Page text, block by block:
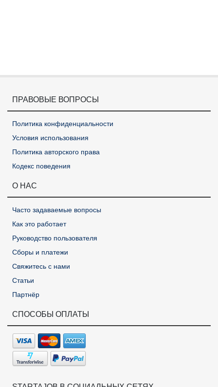
ПРАВОВЫЕ ВОПРОСЫ
Политика конфиденциальности
Условия использования
Политика авторского права
Кодекс поведения
О НАС
Часто задаваемые вопросы
Как это работает
Руководство пользователя
Сборы и платежи
Свяжитесь с нами
Статьи
Партнёр
СПОСОБЫ ОПЛАТЫ